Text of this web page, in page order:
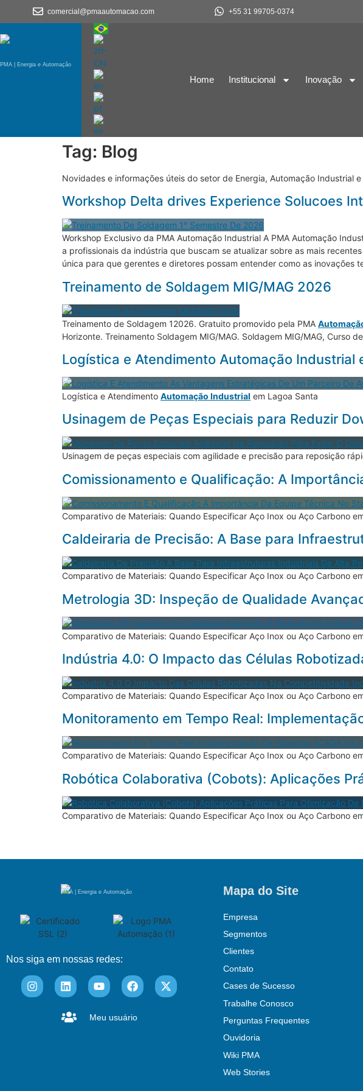
comercial@pmaautomacao.com +55 31 99705-0374
PMA | Energia e Automação
Home Institucional Inovação
Tag: Blog
Novidades e informações úteis do setor de Energia, Automação Industrial
Workshop Delta drives Experience Solucoes
Workshop Exclusivo da PMA Automação Industrial A PMA Automação
a profissionais da indústria que buscam se atualizar sobre as mais
única para que gerentes e diretores possam entender como as inovações
Treinamento de Soldagem MIG/MAG 2026
Treinamento de Soldagem 12026. Gratuito promovido pela PMA
Horizonte. Treinamento Soldagem MIG/MAG. Soldagem MIG/MAG, Curso
Logística e Atendimento Automação Industrial
Logística e Atendimento Automação Industrial em Lagoa Santa
Usinagem de Peças Especiais para Reduzir
Usinagem de peças especiais com agilidade e precisão para reposição
Comissionamento e Qualificação: A
Comparativo de Materiais: Quando Especificar Aço Inox ou Aço Carbono
Caldeiraria de Precisão: A Base para
Comparativo de Materiais: Quando Especificar Aço Inox ou Aço Carbono
Metrologia 3D: Inspeção de Qualidade
Comparativo de Materiais: Quando Especificar Aço Inox ou Aço Carbono
Indústria 4.0: O Impacto das Células
Comparativo de Materiais: Quando Especificar Aço Inox ou Aço Carbono
Monitoramento em Tempo Real:
Comparativo de Materiais: Quando Especificar Aço Inox ou Aço Carbono
Robótica Colaborativa (Cobots): Aplicações
Comparativo de Materiais: Quando Especificar Aço Inox ou Aço Carbono
PMA | Energia e Automação
Nos siga em nossas redes:
Meu usuário
Mapa do Site
Empresa
Segmentos
Clientes
Contato
Cases de Sucesso
Trabalhe Conosco
Perguntas Frequentes
Ouvidoria
Wiki PMA
Web Stories